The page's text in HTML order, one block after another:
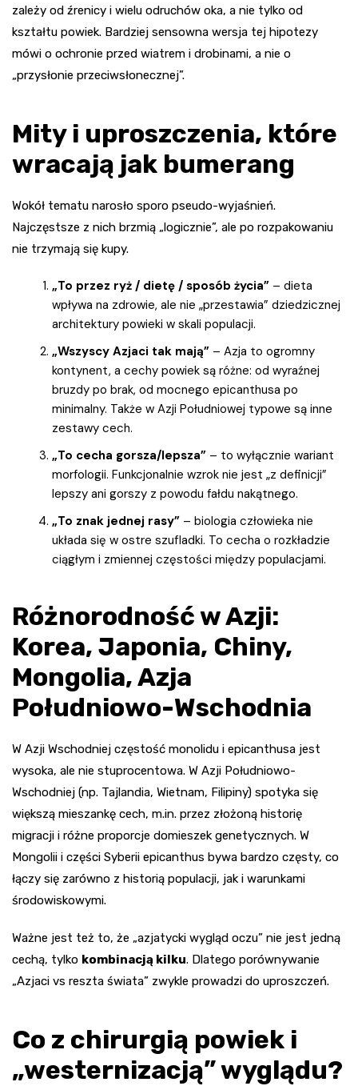
zależy od źrenicy i wielu odruchów oka, a nie tylko od
kształtu powiek. Bardziej sensowna wersja tej hipotezy
mówi o ochronie przed wiatrem i drobinami, a nie o
„przysłonie przeciwsłonecznej”.
Mity i uproszczenia, które
wracają jak bumerang
Wokół tematu narosło sporo pseudo-wyjaśnień.
Najczęstsze z nich brzmią „logicznie”, ale po rozpakowaniu
nie trzymają się kupy.
„To przez ryż / dietę / sposób życia” – dieta
wpływa na zdrowie, ale nie „przestawia” dziedzicznej
architektury powieki w skali populacji.
„Wszyscy Azjaci tak mają” – Azja to ogromny
kontynent, a cechy powiek są różne: od wyraźnej
bruzdy po brak, od mocnego epicanthusa po
minimalny. Także w Azji Południowej typowe są inne
zestawy cech.
„To cecha gorsza/lepsza” – to wyłącznie wariant
morfologii. Funkcjonalnie wzrok nie jest „z definicji”
lepszy ani gorszy z powodu fałdu nakątnego.
„To znak jednej rasy” – biologia człowieka nie
układa się w ostre szufladki. To cecha o rozkładzie
ciągłym i zmiennej częstości między populacjami.
Różnorodność w Azji:
Korea, Japonia, Chiny,
Mongolia, Azja
Południowo-Wschodnia
W Azji Wschodniej częstość monolidu i epicanthusa jest
wysoka, ale nie stuprocentowa. W Azji Południowo-
Wschodniej (np. Tajlandia, Wietnam, Filipiny) spotyka się
większą mieszankę cech, m.in. przez złożoną historię
migracji i różne proporcje domieszek genetycznych. W
Mongolii i części Syberii epicanthus bywa bardzo częsty, co
łączy się zarówno z historią populacji, jak i warunkami
środowiskowymi.
Ważne jest też to, że „azjatycki wygląd oczu” nie jest jedną
cechą, tylko kombinacją kilku. Dlatego porównywanie
„Azjaci vs reszta świata” zwykle prowadzi do uproszczeń.
Co z chirurgią powiek i
„westernizacją” wyglądu?